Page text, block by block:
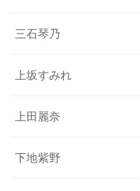
三石琴乃
上坂すみれ
上田麗奈
下地紫野